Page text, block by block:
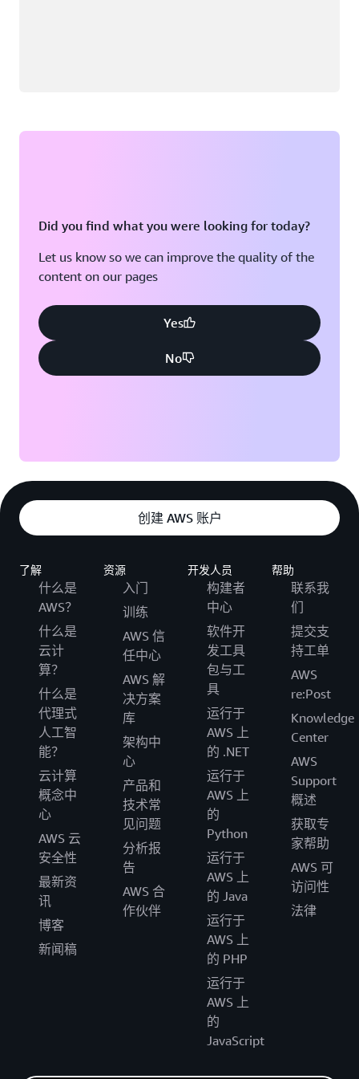
Did you find what you were looking for today?
Let us know so we can improve the quality of the
content on our pages
Yes
No
创建 AWS 账户
了解
什么是
AWS？
什么是
云计
算？
什么是
代理式
人工智
能？
云计算
概念中
心
AWS 云
安全性
最新资
讯
博客
新闻稿
资源
入门
训练
AWS 信
任中心
AWS 解
决方案
库
架构中
心
产品和
技术常
见问题
分析报
告
AWS 合
作伙伴
开发人员
构建者
中心
软件开
发工具
包与工
具
运行于
AWS 上
的 .NET
运行于
AWS 上
的
Python
运行于
AWS 上
的 Java
运行于
AWS 上
的 PHP
运行于
AWS 上
的
JavaScript
帮助
联系我
们
提交支
持工单
AWS
re:Post
Knowledge
Center
AWS
Support
概述
获取专
家帮助
AWS 可
访问性
法律